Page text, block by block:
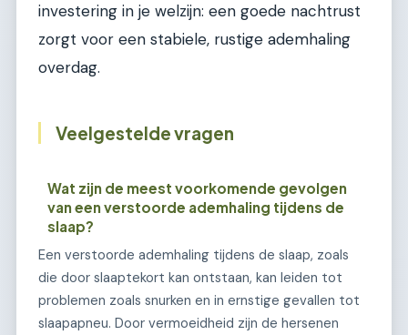
investering in je welzijn: een goede nachtrust
zorgt voor een stabiele, rustige ademhaling
overdag.
Veelgestelde vragen
Wat zijn de meest voorkomende gevolgen
van een verstoorde ademhaling tijdens de
slaap?
Een verstoorde ademhaling tijdens de slaap, zoals
die door slaaptekort kan ontstaan, kan leiden tot
problemen zoals snurken en in ernstige gevallen tot
slaapapneu. Door vermoeidheid zijn de hersenen